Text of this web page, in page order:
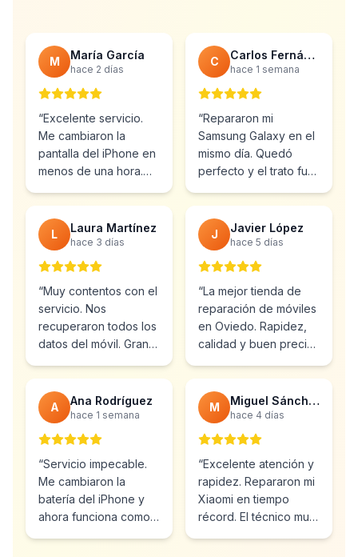
M María García
hace 2 días
“Excelente servicio.
Me cambiaron la
pantalla del iPhone en
menos de una hora.
C Carlos Fernández
hace 1 semana
“Repararon mi
Samsung Galaxy en el
mismo día. Quedó
perfecto y el trato fue
Totalmente
recomendable.”
L Laura Martínez
hace 3 días
“Muy contentos con el
servicio. Nos
recuperaron todos los
datos del móvil. Gran
atención al cliente.”
J Javier López
hace 5 días
“La mejor tienda de
reparación de móviles
en Oviedo. Rapidez,
calidad y buen precio.
A Ana Rodríguez
hace 1 semana
“Servicio impecable.
Me cambiaron la
batería del iPhone y
ahora funciona como
M Miguel Sánchez
hace 4 días
“Excelente atención y
rapidez. Repararon mi
Xiaomi en tiempo
récord. El técnico muy